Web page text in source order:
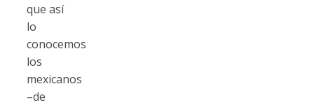
que así
lo
conocemos
los
mexicanos
–de